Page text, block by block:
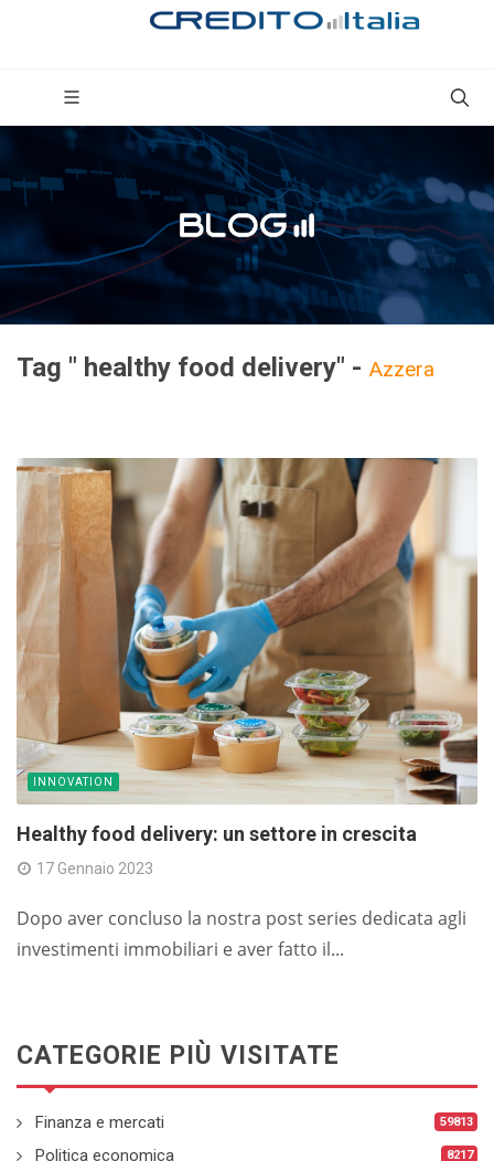
Tag " healthy food delivery" - Azzera
INNOVATION
Healthy food delivery: un settore in crescita
17 Gennaio 2023
Dopo aver concluso la nostra post series dedicata agli
investimenti immobiliari e aver fatto il...
CATEGORIE PIÙ VISITATE
Finanza e mercati 59813
Politica economica 8217